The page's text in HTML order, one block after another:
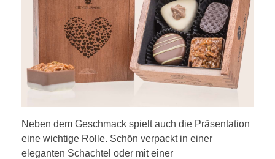
Neben dem Geschmack spielt auch die Präsentation
eine wichtige Rolle. Schön verpackt in einer
eleganten Schachtel oder mit einer